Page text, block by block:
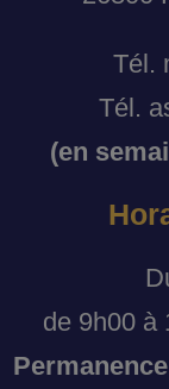
Tél.
Tél.
(en
de 9h00 à